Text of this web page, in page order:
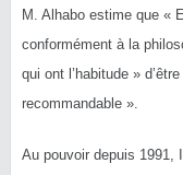
M. Alhabo estime que «
conformément à la
qui ont l’habitude »
recommandable ».
Au pouvoir depuis 1991,